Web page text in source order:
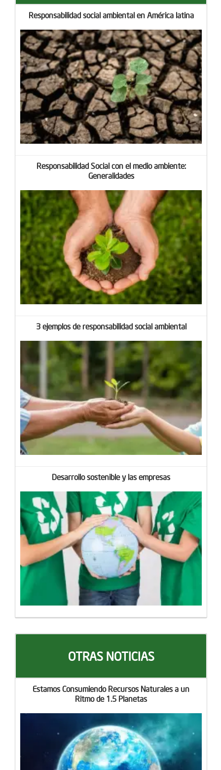
Responsabilidad social ambiental en América latina
Responsabilidad Social con el medio ambiente:
Generalidades
3 ejemplos de responsabilidad social ambiental
Desarrollo sostenible y las empresas
OTRAS NOTICIAS
Estamos Consumiendo Recursos Naturales a un
Ritmo de 1.5 Planetas